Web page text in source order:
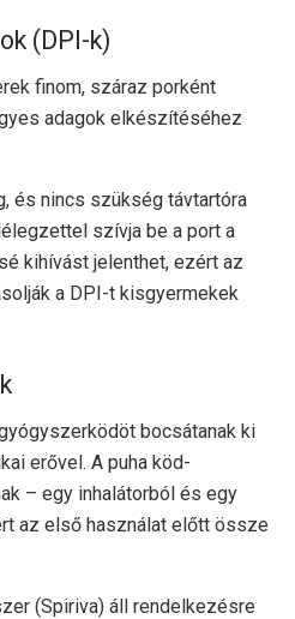
(DPI-k)
finom, száraz porként
adagok elkészítéséhez
és nincs szükség távtartóra
szívja be a port a
kihívást jelenthet, ezért az
a DPI-t kisgyermekek
bocsátanak ki
erővel. A puha köd-
– egy inhalátorból és egy
az első használat előtt össze
(Spiriva) áll rendelkezésre